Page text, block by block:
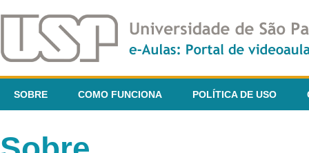
SOBRE COMO FUNCIONA POLÍTICA DE USO